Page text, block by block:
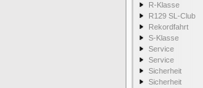
R-Klasse
R129 SL-Club
Rekordfahrt
S-Klasse
Service
Service
Sicherheit
Sicherheit